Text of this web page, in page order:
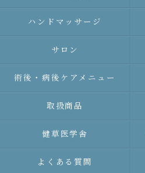
ハンドマッサージ
サロン
術後・病後ケアメニュー
取扱商品
健草医学舎
よくある質問